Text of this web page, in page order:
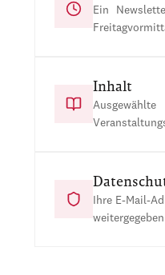
Ein
Inhalt
Ihre E-Mail-
weitergegeben